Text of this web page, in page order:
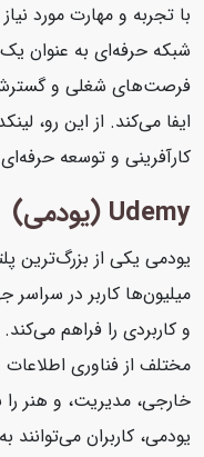
با تجربه و مهارت مورد نیاز
شبکه حرفه‌ای به عنوان یک
فرصت‌های شغلی و گسترش
ایفا می‌کند. از این رو،
کارآفرینی و توسعه حرفه‌ای
Udemy (یودمی)
یودمی یکی از بزرگ‌ترین
میلیون‌ها کاربر در سراسر
و کاربردی را فراهم
مختلف از فناوری اطلاعات
خارجی، مدیریت، و هنر را
یودمی، کاربران می‌توانند